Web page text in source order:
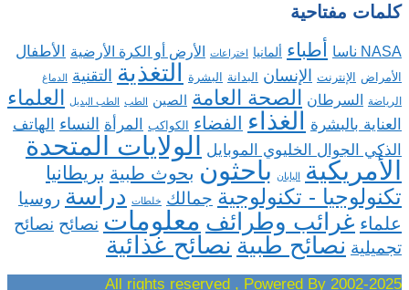
كلمات مفتاحية
NASA ناسا أطباء ألمانيا اختراعات الأرض أو الكرة الأرضية الأطفال
الأمراض الإنترنت الإنسان البدانة البشرة التغذية التقنية الدماغ
الرياضة السرطان الصحة العامة الصين الطب الطب البديل العلماء
العناية بالبشرة الغذاء الفضاء الكواكب المرأة النساء
الهاتف
الذكي الجوال الخليوي الموبايل
الولايات المتحدة
الأمريكية
اليابان باحثون بحوث طبية بريطانيا
تكنولوجيا - تكنولوجية جمالك خلطات دراسة روسيا
علماء غرائب وطرائف معلومات نصائح نصائح
تجميلية نصائح طبية نصائح غذائية
2002-2025 All rights reserved , Powered By